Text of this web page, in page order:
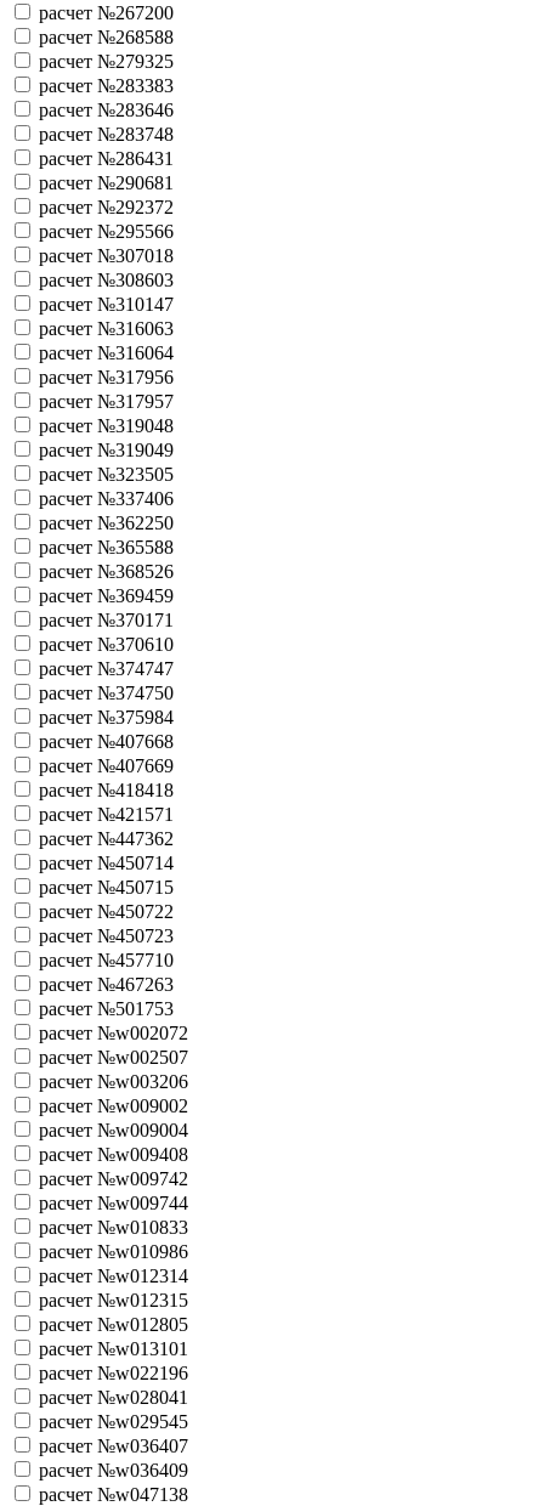
расчет №267200
расчет №268588
расчет №279325
расчет №283383
расчет №283646
расчет №283748
расчет №286431
расчет №290681
расчет №292372
расчет №295566
расчет №307018
расчет №308603
расчет №310147
расчет №316063
расчет №316064
расчет №317956
расчет №317957
расчет №319048
расчет №319049
расчет №323505
расчет №337406
расчет №362250
расчет №365588
расчет №368526
расчет №369459
расчет №370171
расчет №370610
расчет №374747
расчет №374750
расчет №375984
расчет №407668
расчет №407669
расчет №418418
расчет №421571
расчет №447362
расчет №450714
расчет №450715
расчет №450722
расчет №450723
расчет №457710
расчет №467263
расчет №501753
расчет №w002072
расчет №w002507
расчет №w003206
расчет №w009002
расчет №w009004
расчет №w009408
расчет №w009742
расчет №w009744
расчет №w010833
расчет №w010986
расчет №w012314
расчет №w012315
расчет №w012805
расчет №w013101
расчет №w022196
расчет №w028041
расчет №w029545
расчет №w036407
расчет №w036409
расчет №w047138